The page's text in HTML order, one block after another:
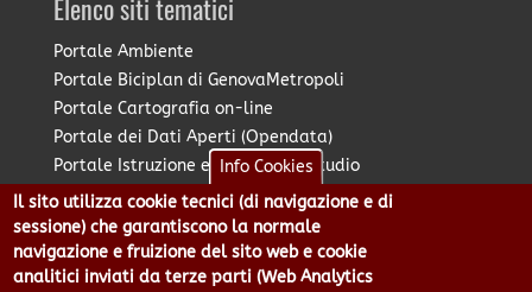
Elenco siti tematici
Portale Ambiente
Portale Biciplan di GenovaMetropoli
Portale Cartografia on-line
Portale dei Dati Aperti (Opendata)
Portale Istruzione e Diritto allo Studio
Portale Marketing Territoriale
Portale Piano Strategico Metropolitano
Portale PUMS di GenovaMetropoli
Portale Stazione Unica Appaltante
Info Cookies
Il sito utilizza cookie tecnici (di navigazione e di
sessione) che garantiscono la normale
navigazione e fruizione del sito web e cookie
analitici inviati da terze parti (Web Analytics